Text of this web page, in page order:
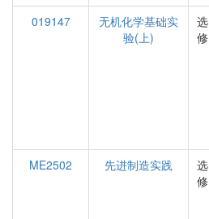
019147
无机化学基础实
验(上)
选
修
ME2502
先进制造实践
选
修